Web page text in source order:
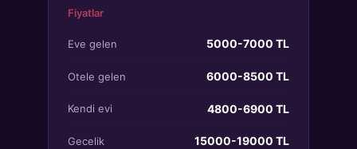
Fiyatlar
Eve gelen 5000-7000 TL
Otele gelen 6000-8500 TL
Kendi evi 4800-6900 TL
Gecelik 15000-19000 TL